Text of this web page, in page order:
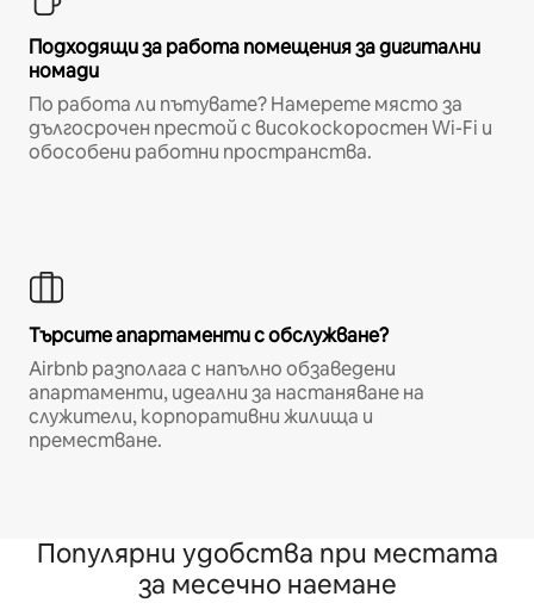
Подходящи за работа помещения за дигитални
номади
По работа ли пътувате? Намерете място за
дългосрочен престой с високоскоростен Wi-Fi и
обособени работни пространства.
Търсите апартаменти с обслужване?
Airbnb разполага с напълно обзаведени
апартаменти, идеални за настаняване на
служители, корпоративни жилища и
преместване.
Популярни удобства при местата
за месечно наемане